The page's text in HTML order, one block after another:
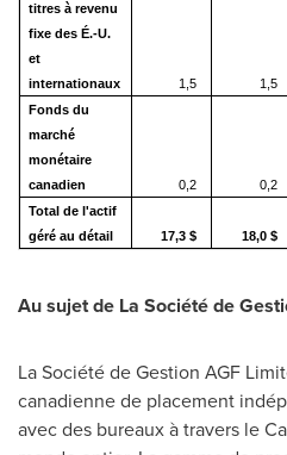
titres à revenu
fixe des É.-U.
et
internationaux
1,5 1,5
Fonds du
marché
monétaire
canadien
0,2 0,2
Total de l'actif
géré au détail
17,3 $ 18,0 $
Au sujet de La Société de
La Société de Gestion AGF
canadienne de placement
avec des bureaux à travers le